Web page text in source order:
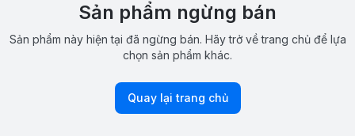
Sản phẩm ngừng bán
Sản phẩm này hiện tại đã ngừng bán. Hãy trở về trang chủ để lựa
chọn sản phẩm khác.
Quay lại trang chủ